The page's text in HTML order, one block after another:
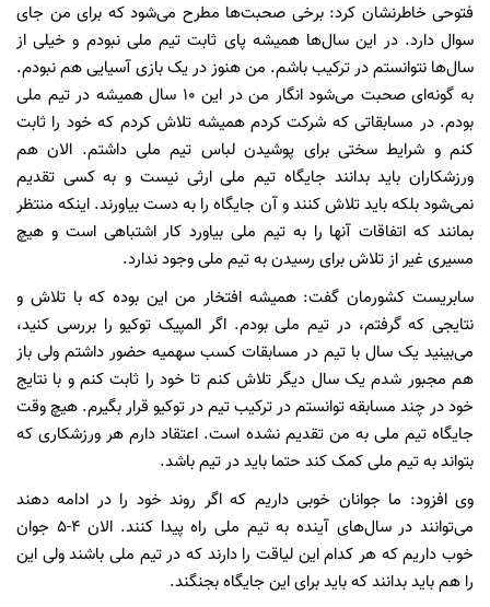
فتوحی خاطرنشان کرد: برخی صحبت‌ها مطرح می‌شود که برای من جای
سوال دارد. در این سال‌ها همیشه پای ثابت تیم ملی نبودم و خیلی از
سال‌ها نتوانستم در ترکیب باشم. من هنوز در یک بازی آسیایی هم نبودم.
به گونه‌ای صحبت می‌شود انگار من در این 10 سال همیشه در تیم ملی
بودم. در مسابقاتی که شرکت کردم همیشه تلاش کردم که خود را ثابت
کنم و شرایط سختی برای پوشیدن لباس تیم ملی داشتم. الان هم
ورزشکاران باید بدانند جایگاه تیم ملی ارثی نیست و به کسی تقدیم
نمی‌شود بلکه باید تلاش کنند و آن جایگاه را به دست بیاورند. اینکه منتظر
بمانند که اتفاقات آنها را به تیم ملی بیاورد کار اشتباهی است و هیچ
مسیری غیر از تلاش برای رسیدن به تیم ملی وجود ندارد.
سابریست کشورمان گفت: همیشه افتخار من این بوده که با تلاش و
نتایجی که گرفتم، در تیم ملی بودم. اگر المپیک توکیو را بررسی کنید،
می‌بینید یک سال با تیم در مسابقات کسب سهمیه حضور داشتم ولی باز
هم مجبور شدم یک سال دیگر تلاش کنم تا خود را ثابت کنم و با نتایج
خود در چند مسابقه توانستم در ترکیب تیم در توکیو قرار بگیرم. هیچ وقت
جایگاه تیم ملی به من تقدیم نشده است. اعتقاد دارم هر ورزشکاری که
بتواند به تیم ملی کمک کند حتما باید در تیم باشد.
وی افزود: ما جوانان خوبی داریم که اگر روند خود را در ادامه دهند
می‌توانند در سال‌های آینده به تیم ملی راه پیدا کنند. الان 4-5 جوان
خوب داریم که هر کدام این لیاقت را دارند که در تیم ملی باشند ولی این
را هم باید بدانند که باید برای این جایگاه بجنگند.